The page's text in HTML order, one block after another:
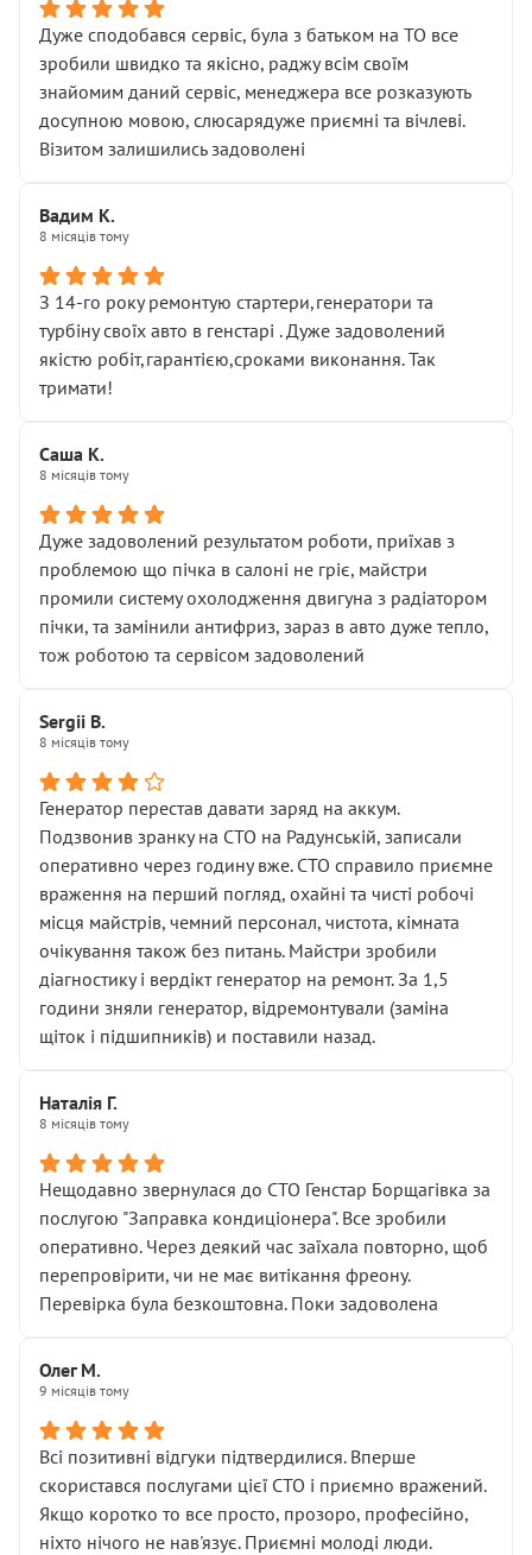
Дуже сподобався сервіс, була з батьком на ТО все
зробили швидко та якісно, раджу всім своїм
знайомим даний сервіс, менеджера все розказують
досупною мовою, слюсарядуже приємні та вічлеві.
Візитом залишились задоволені
Вадим К.
8 місяців тому
З 14-го року ремонтую стартери,генератори та
турбіну своїх авто в генстарі . Дуже задоволений
якістю робіт,гарантією,сроками виконання. Так
тримати!
Саша К.
8 місяців тому
Дуже задоволений результатом роботи, приїхав з
проблемою що пічка в салоні не гріє, майстри
промили систему охолодження двигуна з радіатором
пічки, та замінили антифриз, зараз в авто дуже тепло,
тож роботою та сервісом задоволений
Sergii B.
8 місяців тому
Генератор перестав давати заряд на аккум.
Подзвонив зранку на СТО на Радунській, записали
оперативно через годину вже. СТО справило приємне
враження на перший погляд, охайні та чисті робочі
місця майстрів, чемний персонал, чистота, кімната
очікування також без питань. Майстри зробили
діагностику і вердікт генератор на ремонт. За 1,5
години зняли генератор, відремонтували (заміна
щіток і підшипників) и поставили назад.
Наталія Г.
8 місяців тому
Нещодавно звернулася до СТО Генстар Борщагівка за
послугою "Заправка кондиціонера". Все зробили
оперативно. Через деякий час заїхала повторно, щоб
перепровірити, чи не має витікання фреону.
Перевірка була безкоштовна. Поки задоволена
Олег М.
9 місяців тому
Всі позитивні відгуки підтвердилися. Вперше
скористався послугами цієї СТО і приємно вражений.
Якщо коротко то все просто, прозоро, професійно,
ніхто нічого не нав'язує. Приємні молоді люди.